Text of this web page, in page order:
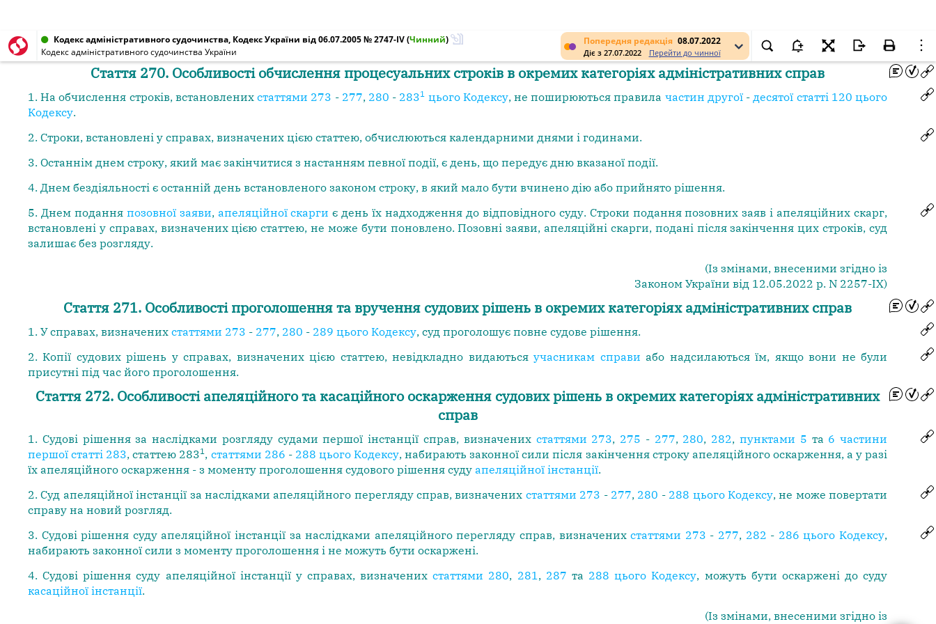
Попередня редакція 08.07.2022
Діє з 27.07.2022 Перейти до чинної
Кодекс адміністративного судочинства, Кодекс України від 06.07.2005 № 2747-IV(Чинний)
Кодекс адміністративного судочинства України